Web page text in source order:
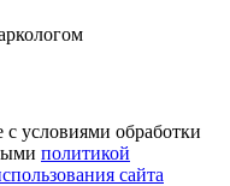
с условиями обработки
политикой
сайта